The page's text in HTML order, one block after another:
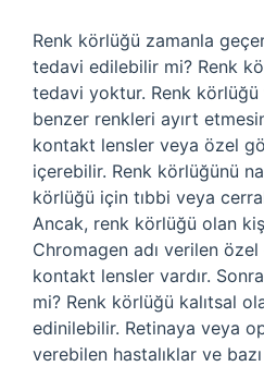
Renk körlüğü zamanla
tedavi edilebilir mi? Renk
tedavi yoktur. Renk körlüğü
benzer renkleri ayırt
kontakt lensler veya özel
içerebilir. Renk körlüğünü
körlüğü için tıbbi veya
Ancak, renk körlüğü olan
Chromagen adı verilen
kontakt lensler vardır.
mi? Renk körlüğü kalıtsal
edinilebilir. Retinaya veya
verebilen hastalıklar ve